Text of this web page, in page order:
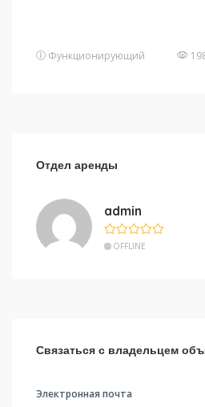
Функционирующий
Отдел аренды
admin
OFFLINE
Связаться с владельцем
Электронная почта